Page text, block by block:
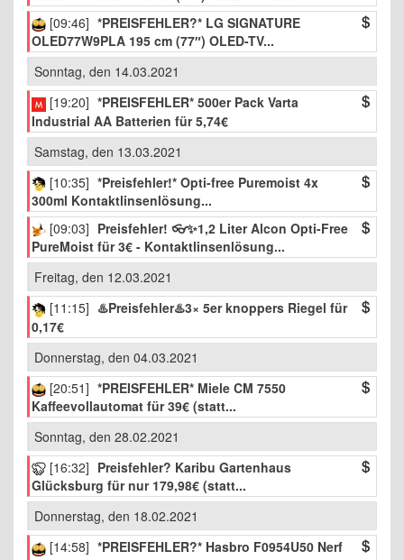
[09:46] *PREISFEHLER?* LG SIGNATURE
OLED77W9PLA 195 cm (77″) OLED-TV...
Sonntag, den 14.03.2021
[19:20] *PREISFEHLER* 500er Pack Varta
Industrial AA Batterien für 5,74€
Samstag, den 13.03.2021
[10:35] *Preisfehler!* Opti-free Puremoist 4x
300ml Kontaktlinsenlösung...
[09:03] Preisfehler! 👓✨1,2 Liter Alcon Opti-Free
PureMoist für 3€ - Kontaktlinsenlösung...
Freitag, den 12.03.2021
[11:15] ♨️Preisfehler♨️3× 5er knoppers Riegel für
0,17€
Donnerstag, den 04.03.2021
[20:51] *PREISFEHLER* Miele CM 7550
Kaffeevollautomat für 39€ (statt...
Sonntag, den 28.02.2021
[16:32] Preisfehler? Karibu Gartenhaus
Glücksburg für nur 179,98€ (statt...
Donnerstag, den 18.02.2021
[14:58] *PREISFEHLER?* Hasbro F0954U50 Nerf